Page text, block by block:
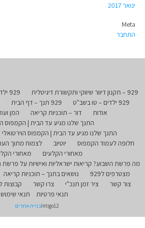
ינואר 2017
Meta
התחבר
929 – תקנון דיוור שיווקי ותקשורת דיגיטלית 929 ילדים
929 ילדים – טו בשב"ט
929 תנך – דף הבית
אודות
דור – תוכניות קריאה
המן
התנך שלנו מגיע עד הבית | הקמפוס
התנך שלנו מגיע עד הבית | הקמפוס הוירטואלי
חלופה לעמוד הקמפוס
יוטיוב לצמוח מתוך
מאחורי הקלעים
מאחורי
מה פרשת השבוע? קריאות ישראליות ואישיות על
מצטרפים ל929
נושאים בתנך – תוכניות קריאה
צור קשר
ציר זמן תנכ"י צרו קשר קבוצות
תנאי פרטיות
תנאי שימוש
Intigo12בניית אתרים